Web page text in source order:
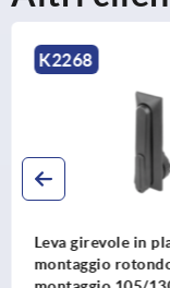
K2462
Leva girevole in
montaggio